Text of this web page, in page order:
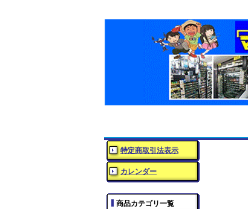
特定商取引法表示
カレンダー
商品カテゴリ一覧